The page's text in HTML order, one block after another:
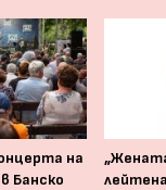
на
Банско